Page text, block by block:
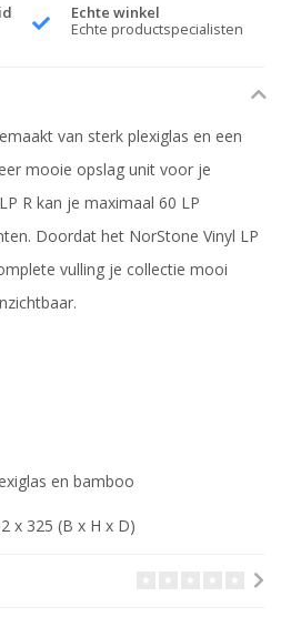
Echte winkel
Echte productspecialisten
van sterk plexiglas en een
mooie opslag unit voor je
R kan je maximaal 60 LP
Doordat het NorStone Vinyl LP
vulling je collectie mooi
en bamboo
x 325 (B x H x D)